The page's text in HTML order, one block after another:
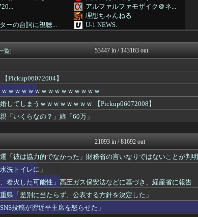
アルファルファモザイク＠ネ...
理想ちゃんねる
ーの台詞に視聴...
U-1 NEWS.
NEWSまとめもりー｜2c...
ｗｗｗｗｗ...
watch＠２ちゃんねる
石の分析結果...
常識的に考えた
ｗｗｗｗｗ...
事故 20代の...
国難にあってもの申す！！
へ 供給業...
もえるあじあ(･∀･)
ｗｗｗｗｗｗｗ...
アルファルファモザイク＠ネ...
つ」と有権者を...
U-1 NEWS.
撃的だと話題...
正義の見方
おーるじゃんる
」
watch＠２ちゃんねる
為 → 凄いこ...
オレ的ゲーム速報＠刃
がす事態に...
？」娘「60万...
アルファルファモザイク＠ネ...
衛生習慣を解説
モッコスヌ〜ン
軍事・ミリタリー速報☆彡
入院患者の顔...
国難にあってもの申す！！
覧] 53447 in / 143163 out
Pickup06072004】
ｗｗｗｗｗｗｗｗｗｗｗｗｗｗ
してしまうｗｗｗｗｗｗｗｗ 【Pickup06072008】
「いくらなの？」娘「60万」
21093 in / 81692 out
「彼は協力的でなかった」財務省の言いなりではないことが判明
洗トイレに」
着火した可能性」高圧ガス保安法などに基づき、経産省に報告
県「差別に当たらず、公表する方針を決定した」
投稿が習近平主席を怒らせた」